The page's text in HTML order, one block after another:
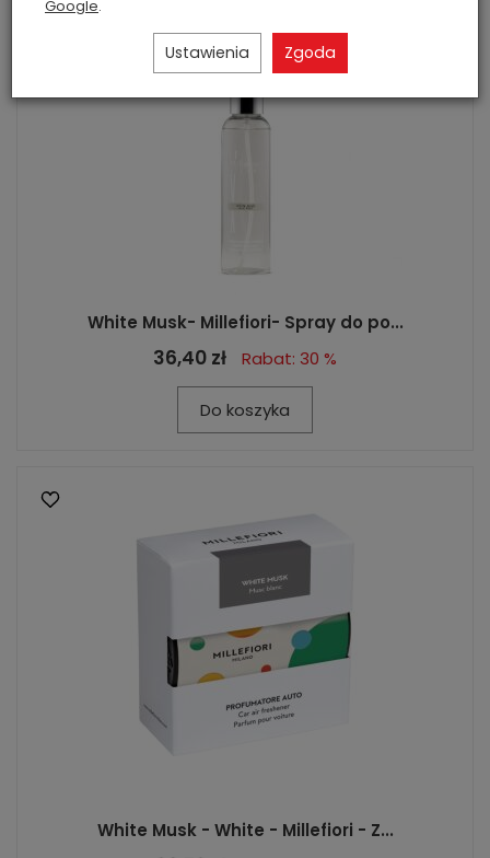
White Musk- Millefiori- Spray do po...
36,40 zł Rabat: 30 %
Do koszyka
White Musk - White - Millefiori - Z...
Google.
Ustawienia Zgoda